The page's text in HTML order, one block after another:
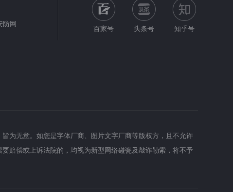
防网
百家号 头条号 知乎号
为无意。如您是字体厂商、图片文字厂商等版权方，且不允许
赔偿或上诉法院的，均视为新型网络碰瓷及敲诈勒索，将不予